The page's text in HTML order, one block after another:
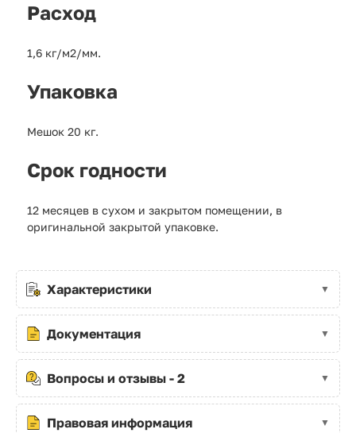
Расход
1,6 кг/м2/мм.
Упаковка
Мешок 20 кг.
Срок годности
12 месяцев в сухом и закрытом помещении, в
оригинальной закрытой упаковке.
Характеристики
Документация
Вопросы и отзывы - 2
Правовая информация